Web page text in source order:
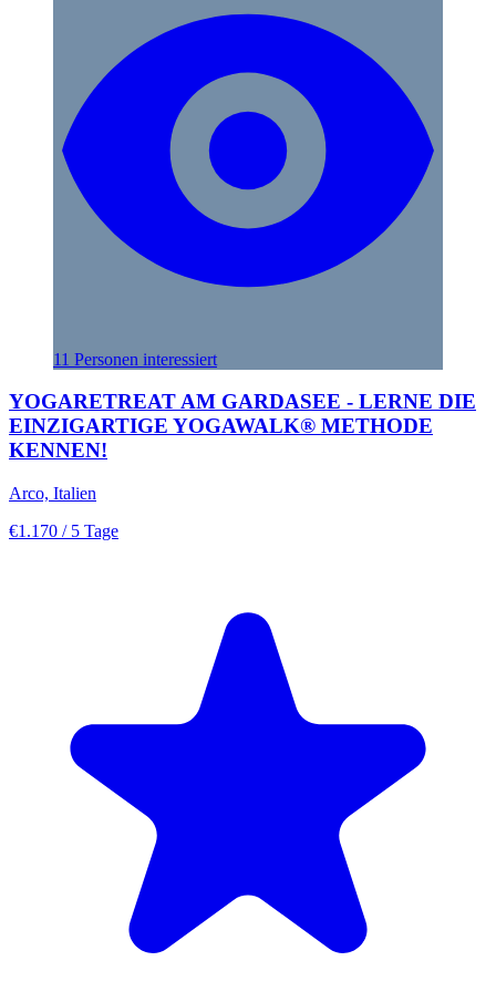
11 Personen interessiert
YOGARETREAT AM GARDASEE - LERNE DIE
EINZIGARTIGE YOGAWALK® METHODE
KENNEN!
Arco, Italien
€1.170 / 5 Tage